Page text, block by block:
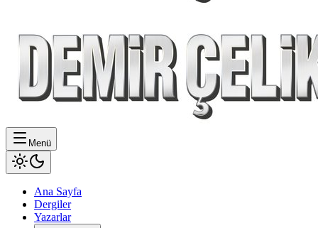
Menü
Ana Sayfa
Dergiler
Yazarlar